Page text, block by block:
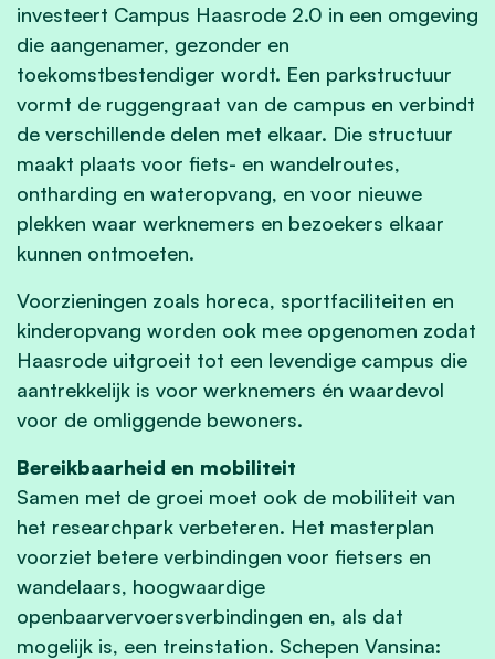
investeert Campus Haasrode 2.0 in een omgeving
die aangenamer, gezonder en
toekomstbestendiger wordt. Een parkstructuur
vormt de ruggengraat van de campus en verbindt
de verschillende delen met elkaar. Die structuur
maakt plaats voor fiets- en wandelroutes,
ontharding en wateropvang, en voor nieuwe
plekken waar werknemers en bezoekers elkaar
kunnen ontmoeten.
Voorzieningen zoals horeca, sportfaciliteiten en
kinderopvang worden ook mee opgenomen zodat
Haasrode uitgroeit tot een levendige campus die
aantrekkelijk is voor werknemers én waardevol
voor de omliggende bewoners.
Bereikbaarheid en mobiliteit
​Samen met de groei moet ook de mobiliteit van
het researchpark verbeteren. Het masterplan
voorziet betere verbindingen voor fietsers en
wandelaars, hoogwaardige
openbaarvervoersverbindingen en, als dat
mogelijk is, een treinstation. Schepen Vansina: